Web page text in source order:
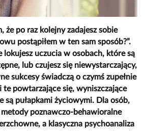
że po raz kolejny zadajesz sobie
postąpiłem w ten sam sposób?”.
lokujesz uczucia w osobach, które są
lub czujesz się niewystarczający,
sukcesy świadczą o czymś zupełnie
powtarzające się, wyniszczające
są pułapkami życiowymi. Dla osób,
poznawczo-behawioralne
a klasyczna psychoanaliza